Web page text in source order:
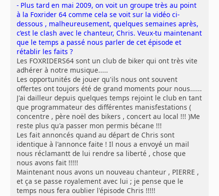
- Plus tard en mai 2009, on voit un groupe très au point
à la Foxrider 64 comme cela se voit sur la vidéo ci-
dessous , malheureusement, quelques semaines après,
c’est le clash avec le chanteur, Chris. Veux-tu maintenant
que le temps a passé nous parler de cet épisode et
rétablir les faits ?
Les FOXRIDERS64 sont un club de biker qui ont très vite
adhérer à notre musique.....
Les opportunités de jouer qu'ils nous ont souvent
offertes ont toujors été de grand moments pour nous......
J'ai dailleur depuis quelques temps rejoint le club en tant
que programmateur des différentes manisfestations (
concentre , père noël des bikers , concert au local !!! )Me
reste plus qu'a passer mon permis bécane !!!
Les fait annoncés quand au départ de Chris sont
identique à l'annonce faite ! Il nous a envoyé un mail
nous réclamantt de lui rendre sa liberté , chose que
nous avons fait !!!!!
Maintenant nous avons un nouveau chanteur , PIERRE ,
et ça se passe royalement avec lui ; je pense que le
temps nous fera oublier l'épisode Chris !!!!!